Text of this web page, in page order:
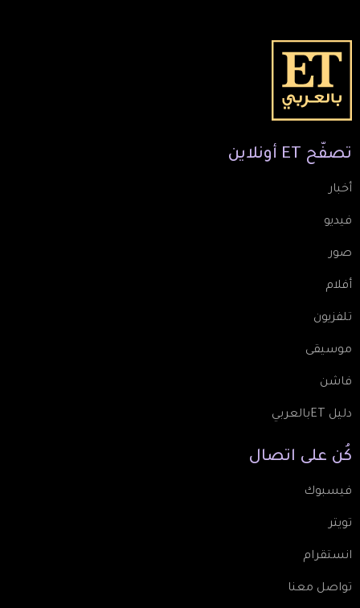
تصفّح ET أونلاين
أخبار
فيديو
صور
أفلام
تلفزيون
موسيقى
فاشن
دليل ETبالعربي
كُن على اتصال
فيسبوك
تويتر
انستقرام
تواصل معنا